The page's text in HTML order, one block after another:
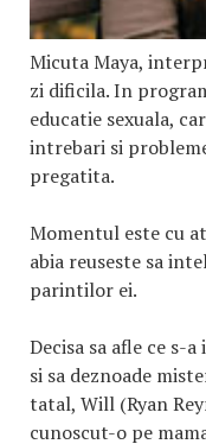
Micuta Maya,
zi dificila. In
educatie sexuala,
intrebari si
pregatita.
Momentul este cu
abia reuseste sa
parintilor ei.
Decisa sa afle ce s-
si sa deznoade
tatal, Will (Ryan
cunoscut-o pe